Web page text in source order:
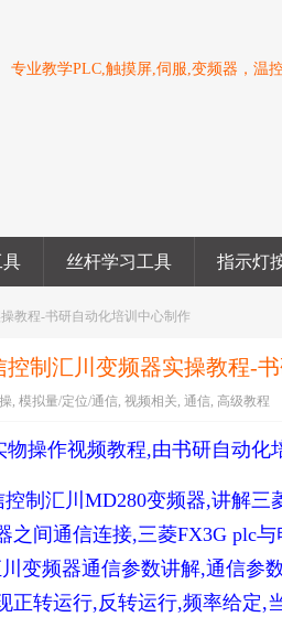
专业教学PLC,触摸屏,伺服,变频器，温
具 丝杆学习工具 指示灯
教程-书研自动化培训中心制作
制汇川变频器实操教程-
,模拟量/定位/通信,视频相关,通信,高级教程
操作视频教程,由书研自动化
制汇川MD280变频器,讲解三
之间通信连接,三菱FX3G plc
变频器通信参数讲解,通信参
正转运行,反转运行,频率给定,